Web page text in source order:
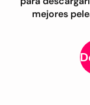
mejores